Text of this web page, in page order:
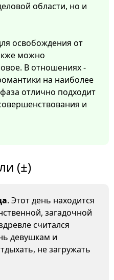
области, но и
освобождения от
можно
В отношениях -
на наиболее
отлично подходит
и
(±)
. Этот день находится
загадочной
считался
девушкам и
не загружать